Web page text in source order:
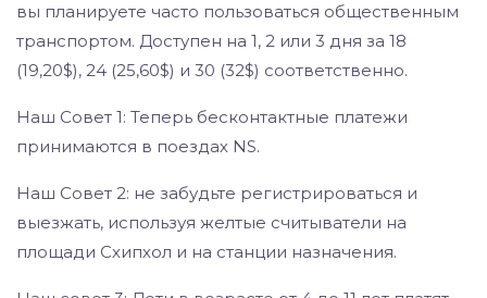
вы планируете часто пользоваться общественным
транспортом. Доступен на 1, 2 или 3 дня за 18
(19,20$), 24 (25,60$) и 30 (32$) соответственно.
Наш Совет 1: Теперь бесконтактные платежи
принимаются в поездах NS.
Наш Совет 2: не забудьте регистрироваться и
выезжать, используя желтые считыватели на
площади Схипхол и на станции назначения.